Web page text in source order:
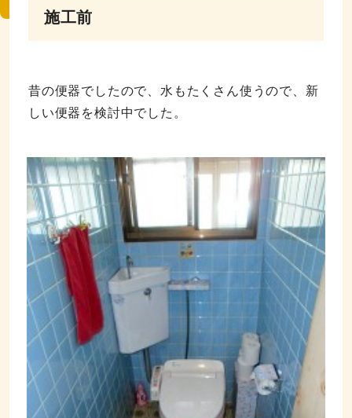
施工前
昔の便器でしたので、水もたくさん使うので、新
しい便器を検討中でした。